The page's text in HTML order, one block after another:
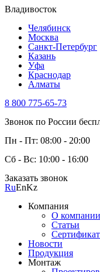
Владивосток
Челябинск
Москва
Санкт-Петербург
Казань
Уфа
Краснодар
Алматы
8 800 775-65-73
Звонок по России
Пн - Пт: 08:00 - 20:00
Сб - Вс: 10:00 - 16:00
Заказать звонок
RuEnKz
Компания
О компании
Статьи
Новости
Продукция
Монтаж